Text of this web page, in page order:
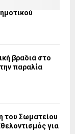
βραδιά στο
παραλία
του Σωματείου
για